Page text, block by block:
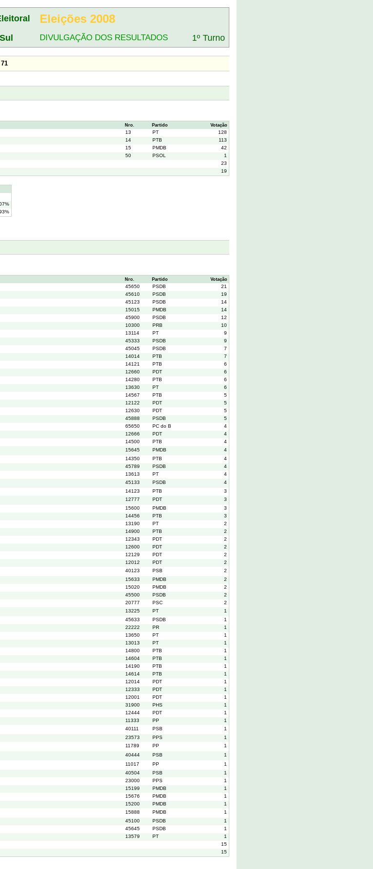
Eleições 2008
DIVULGAÇÃO DOS RESULTADOS 1º Turno
71
Nro. Partido Votação
13 PT
128
14 PTB
113
15 PMDB
42
50 PSOL
1
23
19
Nro. Partido Votação
45650 PSDB
21
45610 PSDB
19
45123 PSDB
14
15015 PMDB
14
45900 PSDB
12
10300 PRB
10
13114 PT
9
45333 PSDB
9
45045 PSDB
7
14014 PTB
7
14121 PTB
6
12660 PDT
6
14280 PTB
6
13630 PT
6
14567 PTB
5
12122 PDT
5
12630 PDT
5
45888 PSDB
5
65650 PC do B
4
12666 PDT
4
14500 PTB
4
15645 PMDB
4
14350 PTB
4
45789 PSDB
4
13613 PT
4
45133 PSDB
4
14123 PTB
3
12777 PDT
3
15600 PMDB
3
14456 PTB
3
13190 PT
2
14900 PTB
2
12343 PDT
2
12600 PDT
2
12129 PDT
2
12012 PDT
2
40123 PSB
2
15633 PMDB
2
15020 PMDB
2
45500 PSDB
2
20777 PSC
2
13225 PT
1
45633 PSDB
1
22222 PR
1
13650 PT
1
13013 PT
1
14800 PTB
1
14604 PTB
1
14190 PTB
1
14614 PTB
1
12014 PDT
1
12333 PDT
1
12001 PDT
1
31900 PHS
1
12444 PDT
1
11333 PP
1
40111 PSB
1
23573 PPS
1
11789 PP
1
40444 PSB
1
11017 PP
1
40504 PSB
1
23000 PPS
1
15199 PMDB
1
15676 PMDB
1
15200 PMDB
1
15888 PMDB
1
45100 PSDB
1
45645 PSDB
1
13579 PT
1
15
15